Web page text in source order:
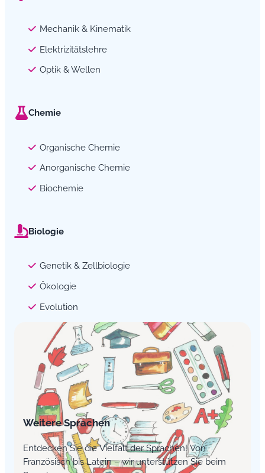
Mechanik & Kinematik
Elektrizitätslehre
Optik & Wellen
Chemie
Organische Chemie
Anorganische Chemie
Biochemie
Biologie
Genetik & Zellbiologie
Ökologie
Evolution
Weitere Sprachen
Entdecken Sie die Vielfalt der Sprachen! Von
Französisch bis Latein – wir unterstützen Sie beim